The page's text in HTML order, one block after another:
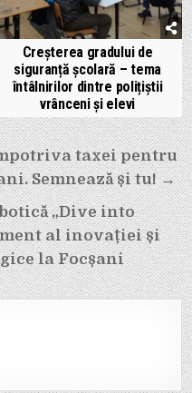
Creșterea gradului de
siguranță școlară – tema
întâlnirilor dintre polițiștii
vrânceni și elevi
taxei pentru
Semnează și tu! →
„Dive into
al inovației și
la Focșani